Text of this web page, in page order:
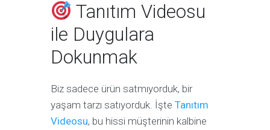
Tanıtım Videosu
ile Duygulara
Dokunmak
Biz sadece ürün satmıyorduk, bir
yaşam tarzı satıyorduk. İşte Tanıtım
Videosu, bu hissi müşterinin kalbine